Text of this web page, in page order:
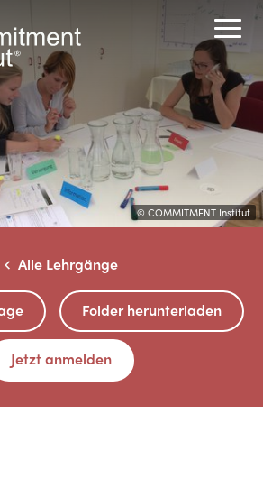
© COMMITMENT Institut
Alle Lehrgänge
Folder herunterladen
Jetzt anmelden